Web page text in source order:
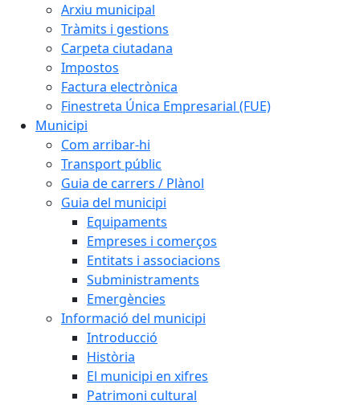
Arxiu municipal
Tràmits i gestions
Carpeta ciutadana
Impostos
Factura electrònica
Finestreta Única Empresarial (FUE)
Municipi
Com arribar-hi
Transport públic
Guia de carrers / Plànol
Guia del municipi
Equipaments
Empreses i comerços
Entitats i associacions
Subministraments
Emergències
Informació del municipi
Introducció
Història
El municipi en xifres
Patrimoni cultural